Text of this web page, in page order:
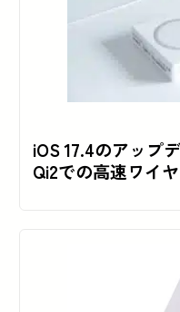
iOS 17.4のアップ
Qi2での高速ワイ